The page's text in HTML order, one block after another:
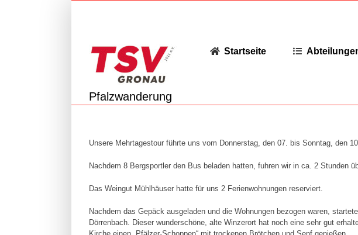
Startseite
Pfalzwanderung
Unsere Mehrtagestour führte uns vom Donnerstag, den 07. bis Sonntag, den
Nachdem 8 Bergsportler den Bus beladen hatten, fuhren wir in ca. 2 Stunden
Das Weingut Mühlhäuser hatte für uns 2 Ferienwohnungen reserviert.
Nachdem das Gepäck ausgeladen und die Wohnungen bezogen waren,
Dörrenbach. Dieser wunderschöne, alte Winzerort hat noch eine sehr gut